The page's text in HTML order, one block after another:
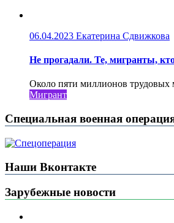
06.04.2023 Екатерина Сдвижкова
Не прогадали. Те, мигранты,
Около пяти миллионов трудовых
Мигрант
Специальная военная
Наши Вконтакте
Зарубежные новости